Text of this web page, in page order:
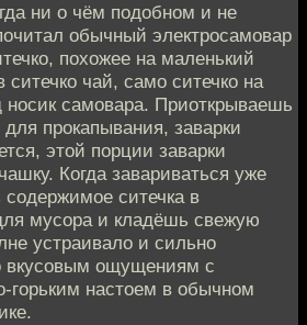
ни о чём подобном и не
обычный электросамовар
похожее на маленький
чай, само ситечко на
носик самовара. Приоткрываешь
для прокапывания, заварки
этой порции заварки
Когда завариваться уже
ситечка в
мусора и кладёшь свежую
устраивало и сильно
вкусовым ощущениям с
горьким настоем в обычном